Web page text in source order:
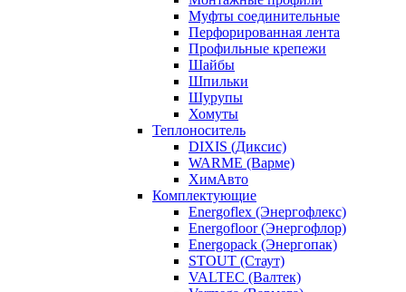
Муфты соединительные
Перфорированная лента
Профильные крепежи
Шайбы
Шпильки
Шурупы
Хомуты
Теплоноситель
DIXIS (Диксис)
WARME (Варме)
ХимАвто
Комплектующие
Energoflex (Энергофлекс)
Energofloor (Энергофлор)
Energopack (Энергопак)
STOUT (Стаут)
VALTEC (Валтек)